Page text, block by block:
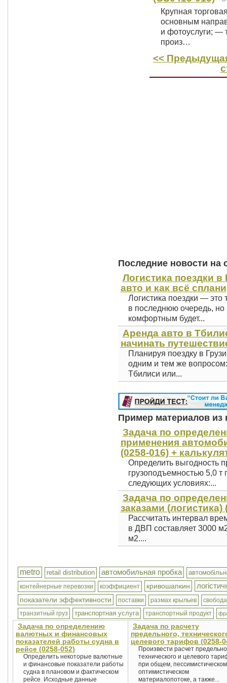
Крупная
основным
и фотоуслуги; —
произ…
<<
Последние новости на
Логистика поездки
авто и как всё
Логистика поездки —
в последнюю очередь, но
комфортным будет...
Аренда авто в
начинать
Планируя поездку в
одним и тем же
Тбилиси или...
Пример материалов из
Задача по
применения
(0258-016) +
Определить выгодность
грузоподъемностью 5,0
следующих условиях:...
Задача по
заказами
Рассчитать интервал
в ДВП составляет 3000
м2....
metro retail distribution автомобильная пробка
контейнерные перевозки коэффициент кривошапкин
показатели эффективности поставки размах крыльев
свобода
транзитный груз
транспортная услуга транспортный продукт
Задача по определению
валютных и финансовых
показателей работы судна в
рейсе (0258-052)
Определить некоторые валютные
и финансовые показатели работы
судна в плановом и фактическом
рейсе. Исходные данные
Задача по расчету
предельного,
целевого тарифов (0258-
Произвести расчет
технического и целевого
при общем,
оптимистическом
материалопотоке, а также...